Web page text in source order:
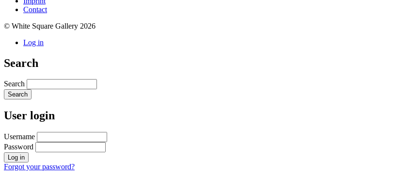
Contact
© White Square Gallery 2026
Log in
Search
Search
User login
Username
Password
Forgot your password?